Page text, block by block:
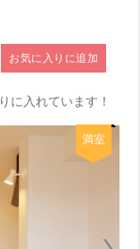
お気に入りに追加
に入れています！
満室